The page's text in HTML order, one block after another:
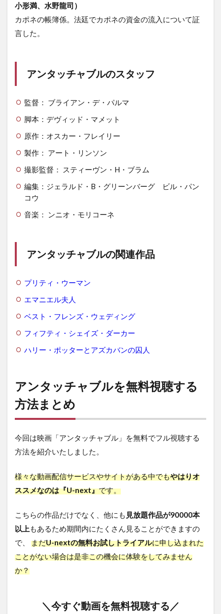
小形満、水野龍司）
カポネの帳簿係。法廷でカポネの資金の流入について証
言した。
アンタッチャブルのスタッフ
監督： ブライアン・デ・パルマ
脚本：デヴィッド・マメット
原作：オスカー・フレイリー
製作： アート・リンソン
撮影監督： スティーヴン・H・ブラム
編集：ジェラルド・B・グリーンバーグ ビル・パン
コウ
音楽： ンニオ・モリコーネ
アンタッチャブルの関連作品
プリティ・ウーマン
エマニエル夫人
ベスト・フレンズ・ウェディング
フィフティ・シェイズ・ダーカー
ハリー・ポッターとアズカバンの囚人
アンタッチャブルを無料視聴する
方法まとめ
今回は映画「アンタッチャブル」を無料でフル視聴する
方法を紹介いたしました。
様々な動画配信サービスやサイトがある中でもやはりオ
ススメなのは『U-next』です。
こちらの作品だけでなく、他にも 見放題作品が90000本
以上もあるため期間内にたくさん見ることができますの
で、 まだU-nextの無料お試しトライアルに申し込まれた
ことがない場合は是非この機会に体験をしてみません
か？
＼今すぐ動画を無料視聴する／